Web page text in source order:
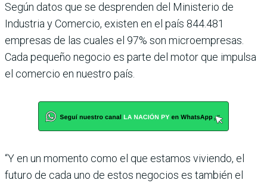
Según datos que se desprenden del Ministerio de
Industria y Comercio, existen en el país 844.481
empresas de las cuales el 97% son microempresas.
Cada pequeño negocio es parte del motor que impulsa
el comercio en nuestro país.
“Y en un momento como el que estamos viviendo, el
futuro de cada uno de estos negocios es también el